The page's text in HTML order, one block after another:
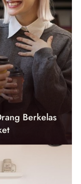
Berkelas